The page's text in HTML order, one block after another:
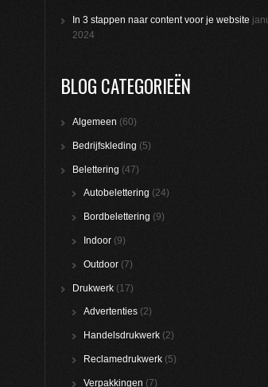
In 3 stappen naar content voor je website
2024
BLOG CATEGORIEËN
Algemeen (60)
Bedrijfskleding (5)
Belettering (47)
Autobelettering (24)
Bordbelettering (9)
Indoor (9)
Outdoor (7)
Drukwerk (17)
Advertenties (2)
Handelsdrukwerk (2)
Reclamedrukwerk (5)
Verpakkingen (7)